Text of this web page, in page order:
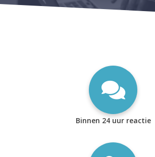
Binnen 24 uur reactie